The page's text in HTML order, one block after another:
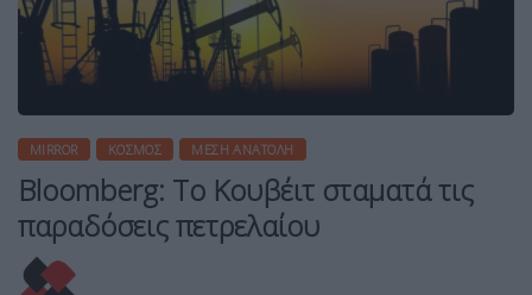
MIRROR ΚΌΣΜΟΣ ΜΈΣΗ ΑΝΑΤΟΛΉ
Bloomberg: Το Κουβέιτ σταματά τις
παραδόσεις πετρελαίου